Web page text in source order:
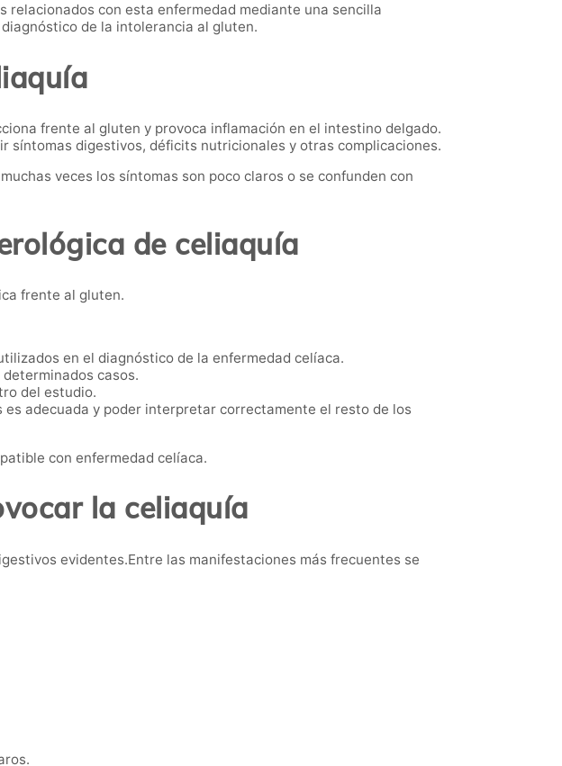
relacionados con esta enfermedad mediante una sencilla
de la intolerancia al gluten.
frente al gluten y provoca inflamación en el intestino delgado.
síntomas digestivos, déficits nutricionales y otras complicaciones.
veces los síntomas son poco claros o se confunden con
de celiaquía
frente al gluten.
en el diagnóstico de la enfermedad celíaca.
casos.
del estudio.
adecuada y poder interpretar correctamente el resto de los
con enfermedad celíaca.
la celiaquía
evidentes.Entre las manifestaciones más frecuentes se